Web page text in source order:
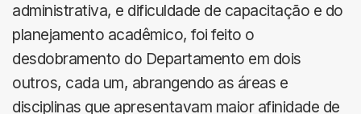
administrativa, e dificuldade de capacitação e do
planejamento acadêmico, foi feito o
desdobramento do Departamento em dois
outros, cada um, abrangendo as áreas e
disciplinas que apresentavam maior afinidade de